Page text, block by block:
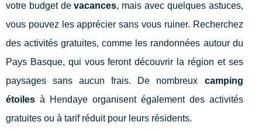
votre budget devacances, mais avec quelques astuces,
vous pouvez les apprécier sans vous ruiner. Recherchez
des activités gratuites, comme les randonnées autour du
Pays Basque, qui vous feront découvrir la région et ses
paysages sans aucun frais. De nombreux camping
étoiles à Hendaye organisent également des activités
gratuites ou à tarif réduit pour leurs résidents.